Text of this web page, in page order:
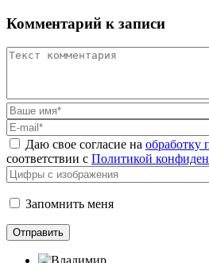
Комментарий к записи
Даю свое согласие на обработку
соответствии с Политикой
Запомнить меня